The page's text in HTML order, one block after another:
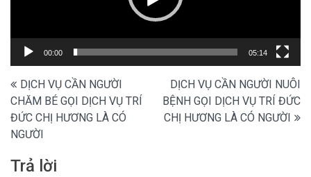
00:00 05:14
Điều
hướng
bài
viết
DỊCH VỤ CẦN NGƯỜI
CHĂM BÉ GỌI DỊCH VỤ TRÍ
ĐỨC CHỊ HƯƠNG LÀ CÓ
NGƯỜI
DỊCH VỤ CẦN NGƯỜI NUÔI
BỆNH GỌI DỊCH VỤ TRÍ ĐỨC
CHỊ HƯƠNG LÀ CÓ NGƯỜI
Trả lời